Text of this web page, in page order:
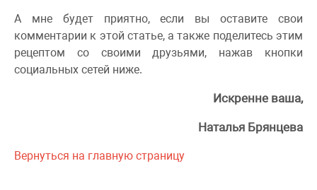
А мне будет приятно, если вы оставите свои
комментарии к этой статье, а также поделитесь этим
рецептом со своими друзьями, нажав кнопки
социальных сетей ниже.
Искренне ваша,
Наталья Брянцева
Вернуться на главную страницу